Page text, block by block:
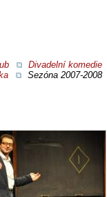
Divadelní komedie
Sezóna 2007-2008